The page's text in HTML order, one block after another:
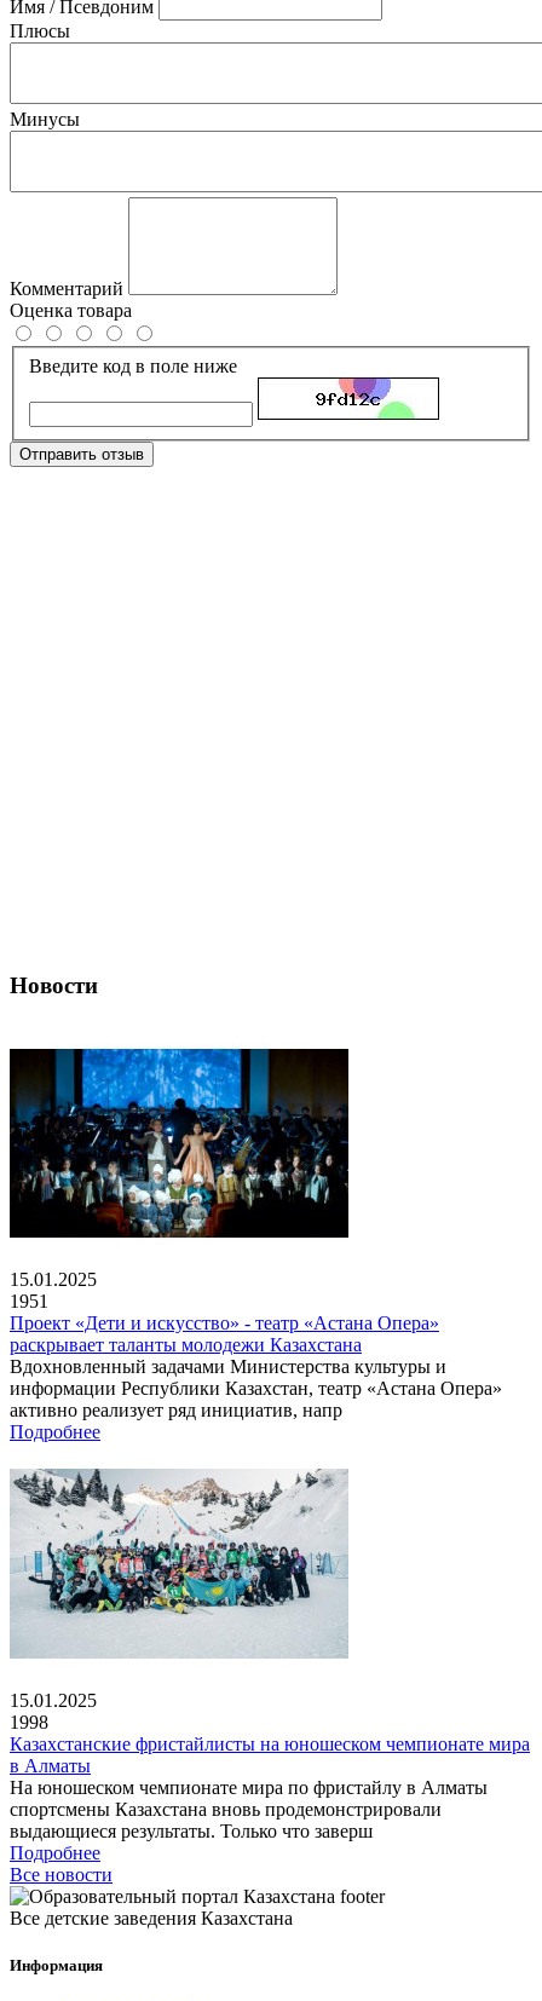
Имя / Псевдоним
Плюсы
Минусы
Комментарий
Оценка товара
Введите код в поле ниже
Отправить отзыв
Новости
15.01.2025
1951
Проект «Дети и искусство» - театр «Астана Опера»
раскрывает таланты молодежи Казахстана
Вдохновленный задачами Министерства культуры и
информации Республики Казахстан, театр «Астана Опера»
активно реализует ряд инициатив, напр
Подробнее
15.01.2025
1998
Казахстанские фристайлисты на юношеском чемпионате мира
в Алматы
На юношеском чемпионате мира по фристайлу в Алматы
спортсмены Казахстана вновь продемонстрировали
выдающиеся результаты. Только что заверш
Подробнее
Все новости
Все детские заведения Казахстана
Информация